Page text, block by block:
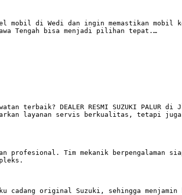
mobil di Wedi dan ingin memastikan mobil
Jawa Tengah bisa menjadi pilihan tepat.…
terbaik? DEALER RESMI SUZUKI PALUR
layanan servis berkualitas, tetapi juga
profesional. Tim mekanik berpengalaman
suku cadang original Suzuki, sehingga